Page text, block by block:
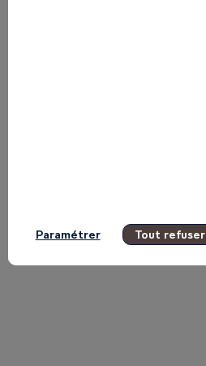
Inspire.
May
Paramétrer Tout refuser